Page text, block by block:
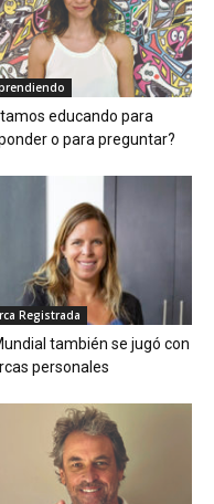
educando para
o para preguntar?
Registrada
también se jugó con
personales